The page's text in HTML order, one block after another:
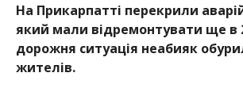
На Прикарпатті перекрили
який мали відремонтувати ще в
дорожня ситуація неабияк
жителів.